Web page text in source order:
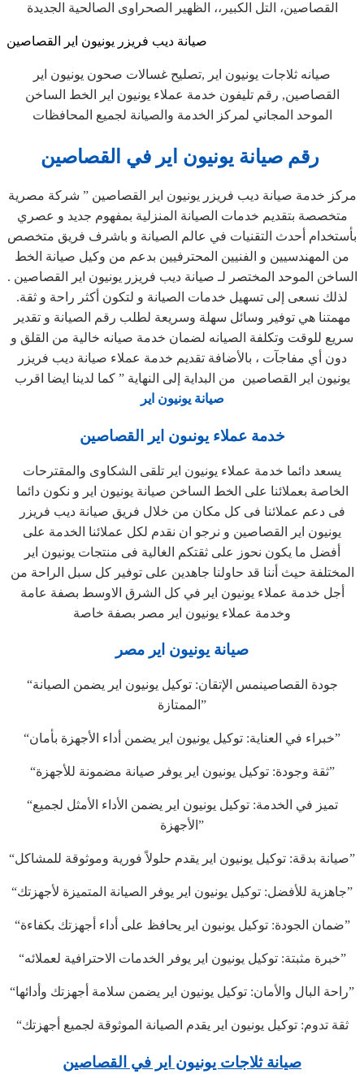
القصاصين، التل الكبير،، الظهير الصحراوى الصالحية الجديدة
صيانة ديب فريزر يونيون اير القصاصين
صيانه ثلاجات يونيون اير ,تصليح غسالات صحون يونيون اير
القصاصين, رقم تليفون خدمة عملاء يونيون اير الخط الساخن
الموحد المجاني لمركز الخدمة والصيانة لجميع المحافظات
رقم صيانة يونيون اير في القصاصين
مركز خدمة صيانة ديب فريزر يونيون اير القصاصين ” شركة مصرية
متخصصة بتقديم خدمات الصيانة المنزلية بمفهوم جديد و عصري
بأستخدام أحدث التقنيات في عالم الصيانة و باشرف فريق متخصص
من المهندسيين و الفنيين المحترفيين بدعم من وكيل صيانة الخط
الساخن الموحد المختصر لـ صيانة ديب فريزر يونيون اير القصاصين .
لذلك نسعى إلى تسهيل خدمات الصيانة و لتكون أكثر راحة و ثقة.
مهمتنا هي توفير وسائل سهلة وسريعة لطلب رقم الصيانة و تقدير
سريع للوقت وتكلفة الصيانه لضمان خدمة صيانه خالية من القلق و
دون أي مفاجآت ، بالأضافة تقديم خدمة عملاء صيانة ديب فريزر
يونيون اير القصاصين من البداية إلى النهاية ” كما لدينا ايضا اقرب
صيانة يونيون اير
خدمة عملاء يونىون اير القصاصين
يسعد دائما خدمة عملاء يونيون اير تلقى الشكاوى والمقترحات
الخاصة بعملائنا على الخط الساخن صيانة يونيون اير و نكون دائما
فى دعم عملائنا فى كل مكان من خلال فريق صيانة ديب فريزر
يونيون اير القصاصين و نرجو ان نقدم لكل عملائنا الخدمة على
أفضل ما يكون نحوز على ثقتكم الغالية فى منتجات يونيون اير
المختلفة حيث أننا قد حاولنا جاهدين على توفير كل سبل الراحة من
أجل خدمة عملاء يونيون اير في كل الشرق الاوسط بصفة عامة
وخدمة عملاء يونيون اير مصر بصفة خاصة
صيانة يونيون اير مصر
“جودة القصاصينمس الإتقان: توكيل يونيون اير يضمن الصيانة
الممتازة”
“خبراء في العناية: توكيل يونيون اير يضمن أداء الأجهزة بأمان”
“ثقة وجودة: توكيل يونيون اير يوفر صيانة مضمونة للأجهزة”
“تميز في الخدمة: توكيل يونيون اير يضمن الأداء الأمثل لجميع
الأجهزة”
“صيانة بدقة: توكيل يونيون اير يقدم حلولاً فورية وموثوقة للمشاكل”
“جاهزية للأفضل: توكيل يونيون اير يوفر الصيانة المتميزة لأجهزتك”
“ضمان الجودة: توكيل يونيون اير يحافظ على أداء أجهزتك بكفاءة”
“خبرة مثبتة: توكيل يونيون اير يوفر الخدمات الاحترافية لعملائه”
“راحة البال والأمان: توكيل يونيون اير يضمن سلامة أجهزتك وأدائها”
“ثقة تدوم: توكيل يونيون اير يقدم الصيانة الموثوقة لجميع أجهزتك
صيانة ثلاجات يونيون اير في القصاصين